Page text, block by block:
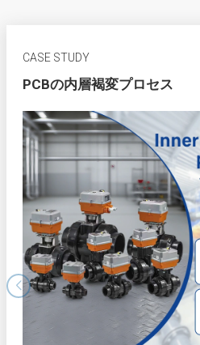
CASE STUDY
PCBの内層褐変プロセス